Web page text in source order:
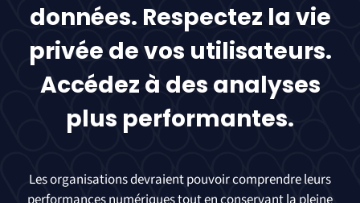
données. Respectez la vie
privée de vos utilisateurs.
Accédez à des analyses
plus performantes.
Les organisations devraient pouvoir comprendre leurs